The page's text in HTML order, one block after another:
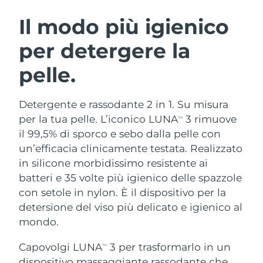
Il modo più igienico
per detergere la
pelle.
Detergente e rassodante 2 in 1. Su misura
per la tua pelle. L’iconico LUNATM
3 rimuove
il 99,5% di sporco e sebo dalla pelle con
un’efficacia clinicamente testata. Realizzato
in silicone morbidissimo resistente ai
batteri e 35 volte più igienico delle spazzole
con setole in nylon. È il dispositivo per la
detersione del viso più delicato e igienico al
mondo.
Capovolgi LUNATM
3 per trasformarlo in un
Detersione viso
Anti-aging massage
LUNA™ 4 Plus
Massage, LED heating
LUNA™ 4 Men
Microcurrent toning
BEAR™ 2 go
Microcurrent toning on-the-go
BEAR™ 2 eyes & lips
Idratazione
UFO™ 3 pacchetto
Deep facial hydration
UFO™ 3 LED
device
Igiene orale
issa™ 4
Hybrid silicone sonic toothbrush
TRATTAMENTI ANTI-AGE FAQ™
Anti-age Trattamenti LED
NEW
Austria Consegna stimata 08/08/2026
Bahrein Consegna stimata
Belgio
Bermuda Consegna stimata14/08/2026
Bosnia ed
Erzegovina
Consegna stimata11/08/2026
Brunei Consegna stimata13/08/2026
Bulgaria Consegna stimata 08/08/2026
Canada
Cile Consegna stimata 12/08/2026